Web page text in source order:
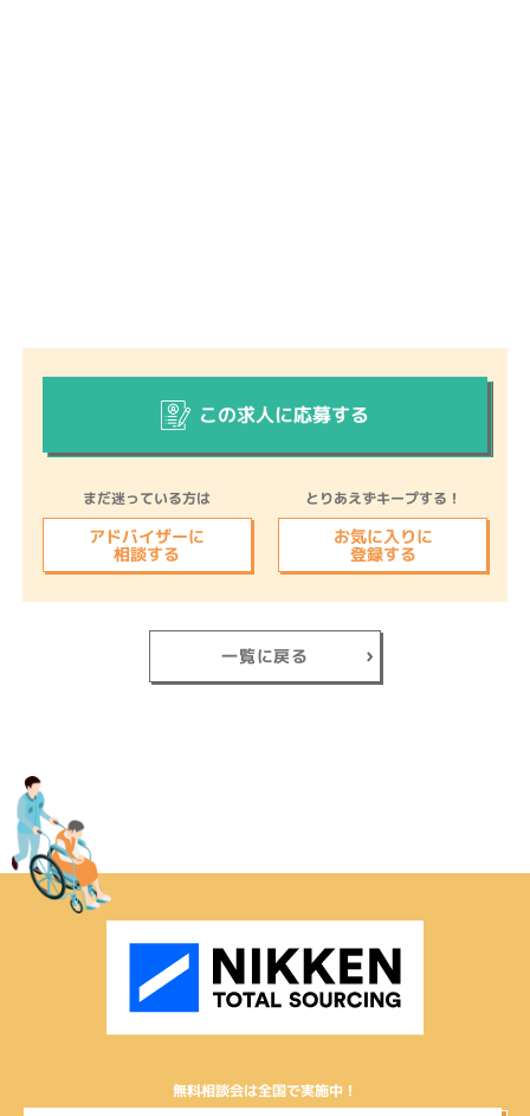
この求人に応募する
まだ迷っている方は
アドバイザーに
相談する
とりあえずキープする！
お気に入りに
登録する
一覧に戻る
無料相談会は全国で実施中！